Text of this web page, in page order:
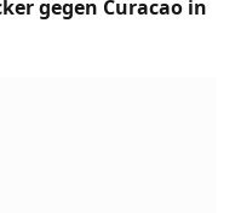
gegen Curacao in